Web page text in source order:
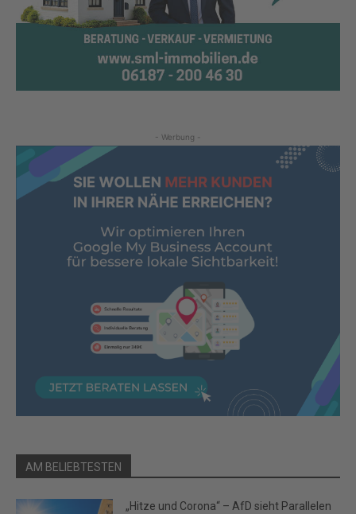
- Werbung -
AM BELIEBTESTEN
„Hitze und Corona“ – AfD sieht Parallelen